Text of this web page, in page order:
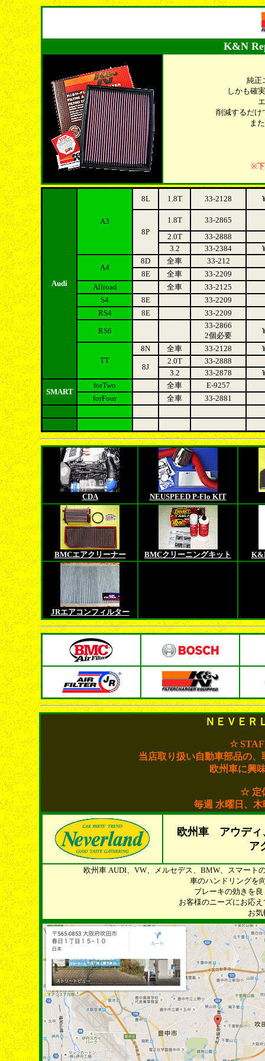
K&N
純正
しかも確
削減するだけ
ま
※下
Audi
A3
8L 1.8T 33-2128
8P
1.8T
33-2865
2.0T
33-2888
3.2
33-2384
A4
8D 全車
33-212
8E
全車
33-2209
Allroad
全車
33-2125
S4
8E
33-2209
RS4
8E
33-2209
RS6
33-2866
2個必要
TT
8N 全車 33-2128
8J
2.0T
33-2888
3.2
33-2878
SMART
forTwo 全車
E-9257
forFour
全車 33-2881
CDA NEUSPEED P-Flo KIT
BMCエアクリーナー BMCクリーニングキット
JRエアコンフィルター
ＮＥＶＥＲ
☆
当店取り扱い自動車部品の
欧州車に興
☆ 定
毎週 水曜日、
欧州車 アウディ
ア
欧州車 AUDI、VW、メルセデス、BMW、スマート
車のハンドリングを
ブレーキの効きを
お客様のニーズにお応
お